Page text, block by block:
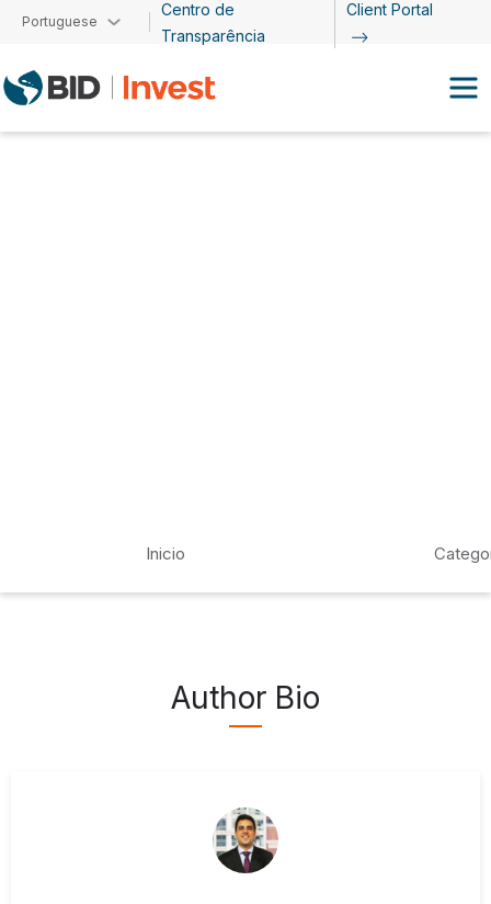
Passar para o conteúdo principal
Portuguese
Centro de
Transparência
Client Portal
Inicio
Author Bio